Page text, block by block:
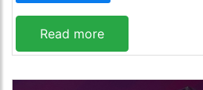
Read more